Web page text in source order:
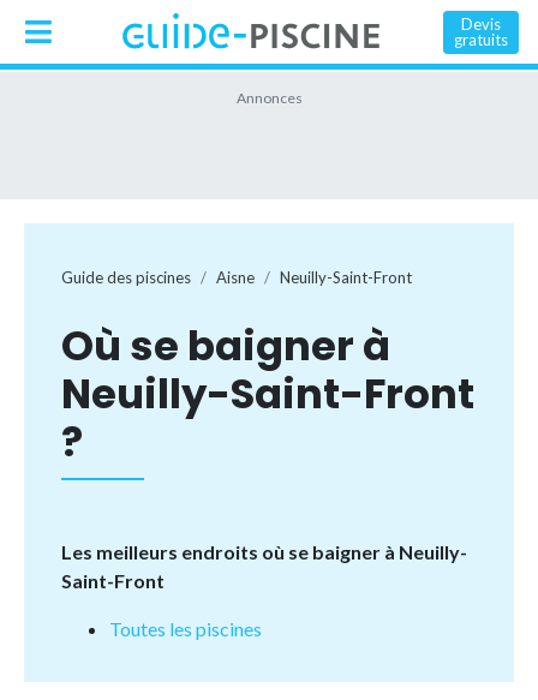
Devis
gratuits
Guide des piscines Aisne Neuilly-Saint-Front
Où se baigner à
Neuilly-Saint-Front
?
Les meilleurs endroits où se baigner à Neuilly-
Saint-Front
Toutes les piscines